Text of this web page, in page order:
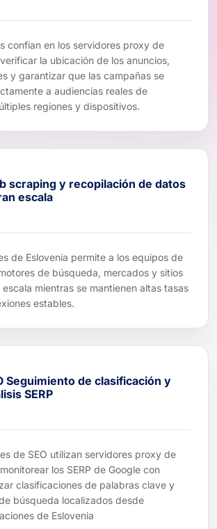
confían en los servidores proxy de
la ubicación de los anuncios,
y garantizar que las campañas se
a audiencias reales de
regiones y dispositivos.
scraping y recopilación de datos
escala
de Eslovenia permite a los equipos de
de búsqueda, mercados y sitios
mientras se mantienen altas tasas
estables.
Seguimiento de clasificación y
SERP
de SEO utilizan servidores proxy de
los SERP de Google con
clasificaciones de palabras clave y
búsqueda localizados desde
de Eslovenia